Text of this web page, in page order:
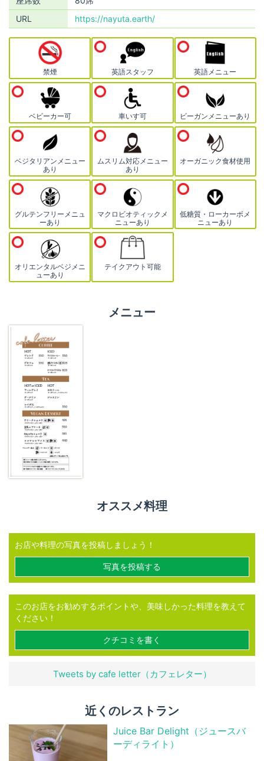
URL
https://nayuta.earth/
禁煙 英語スタッフ 英語メニュー
ベビーカー可 車いす可 ビーガンメニューあり
ベジタリアンメニュー
あり
ムスリム対応メニュー
あり
オーガニック食材使用
グルテンフリーメニュ
ーあり
マクロビオティックメ
ニューあり
低糖質・ローカーボメ
ニューあり
オリエンタルベジメニ
ューあり
テイクアウト可能
メニュー
オススメ料理
お店や料理の写真を投稿しましょう！
写真を投稿する
このお店をお勧めするポイントや、美味しかった料理を教えて
ください！
クチコミを書く
Tweets by cafe letter（カフェレター）
近くのレストラン
Juice Bar Delight（ジュースバ
ーディライト）